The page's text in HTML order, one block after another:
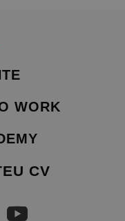
WORK
CV